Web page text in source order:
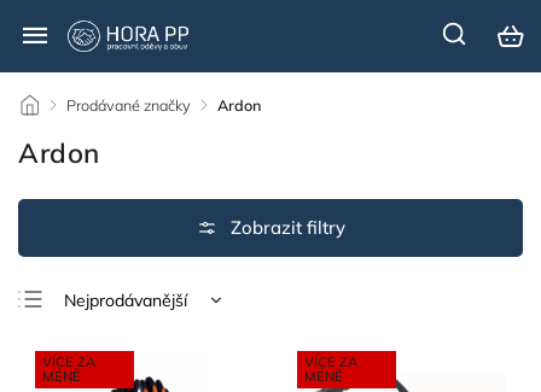
/ Prodávané značky / Ardon
Ardon
Nejprodávanější
Nejdražší
VÍCE ZA
MÉNĚ
VÍCE ZA
MÉNĚ